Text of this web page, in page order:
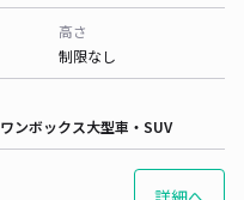
高さ
制限なし
ワンボックス大型車・SUV